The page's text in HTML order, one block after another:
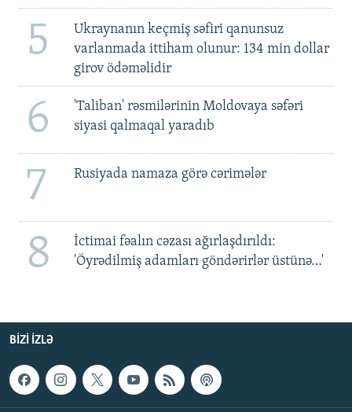
5
Ukraynanın keçmiş səfiri qanunsuz
varlanmada ittiham olunur: 134 min dollar
girov ödəməlidir
6
'Taliban' rəsmilərinin Moldovaya səfəri
siyasi qalmaqal yaradıb
7 Rusiyada namaza görə cərimələr
8
İctimai fəalın cəzası ağırlaşdırıldı:
'Öyrədilmiş adamları göndərirlər üstünə…'
BIZI IZLƏ